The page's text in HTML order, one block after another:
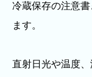
冷蔵保存の注意
ます。
直射日光や温度